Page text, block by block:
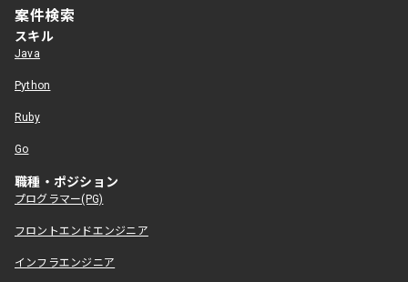
案件検索
スキル
Java
Python
Ruby
Go
職種・ポジション
プログラマー(PG)
フロントエンドエンジニア
インフラエンジニア